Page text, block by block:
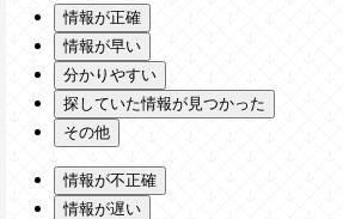
情報が正確
情報が早い
分かりやすい
探していた情報が見つかった
その他
情報が不正確
情報が遅い